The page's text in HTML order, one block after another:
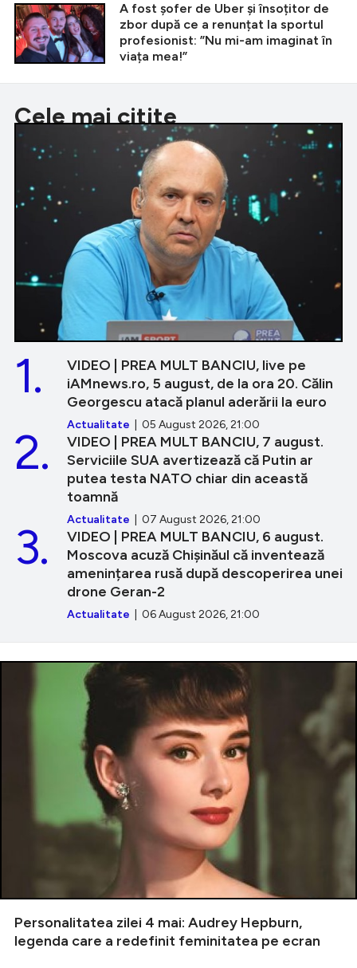
A fost șofer de Uber și însoțitor de
zbor după ce a renunțat la sportul
profesionist: ”Nu mi-am imaginat în
viața mea!”
Cele mai citite
VIDEO | PREA MULT BANCIU, live pe
iAMnews.ro, 5 august, de la ora 20. Călin
Georgescu atacă planul aderării la euro
Actualitate | 05 August 2026, 21:00
1.
VIDEO | PREA MULT BANCIU, 7 august.
Serviciile SUA avertizează că Putin ar
putea testa NATO chiar din această
toamnă
Actualitate | 07 August 2026, 21:00
2.
VIDEO | PREA MULT BANCIU, 6 august.
Moscova acuză Chișinăul că inventează
amenințarea rusă după descoperirea unei
drone Geran-2
Actualitate | 06 August 2026, 21:00
3.
Personalitatea zilei 4 mai: Audrey Hepburn,
legenda care a redefinit feminitatea pe ecran